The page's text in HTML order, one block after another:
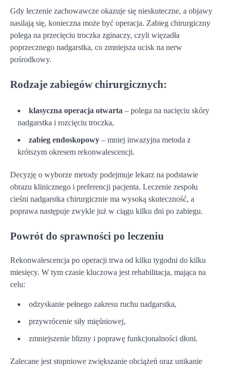
Gdy leczenie zachowawcze okazuje się nieskuteczne, a objawy
nasilają się, konieczna może być operacja. Zabieg chirurgiczny
polega na przecięciu troczka zginaczy, czyli więzadła
poprzecznego nadgarstka, co zmniejsza ucisk na nerw
pośrodkowy.
Rodzaje zabiegów chirurgicznych:
klasyczna operacja otwarta – polega na nacięciu skóry
nadgarstka i rozcięciu troczka,
zabieg endoskopowy – mniej inwazyjna metoda z
krótszym okresem rekonwalescencji.
Decyzję o wyborze metody podejmuje lekarz na podstawie
obrazu klinicznego i preferencji pacjenta. Leczenie zespołu
cieśni nadgarstka chirurgicznie ma wysoką skuteczność, a
poprawa następuje zwykle już w ciągu kilku dni po zabiegu.
Powrót do sprawności po leczeniu
Rekonwalescencja po operacji trwa od kilku tygodni do kilku
miesięcy. W tym czasie kluczowa jest rehabilitacja, mająca na
celu:
odzyskanie pełnego zakresu ruchu nadgarstka,
przywrócenie siły mięśniowej,
zmniejszenie blizny i poprawę funkcjonalności dłoni.
Zalecane jest stopniowe zwiększanie obciążeń oraz unikanie